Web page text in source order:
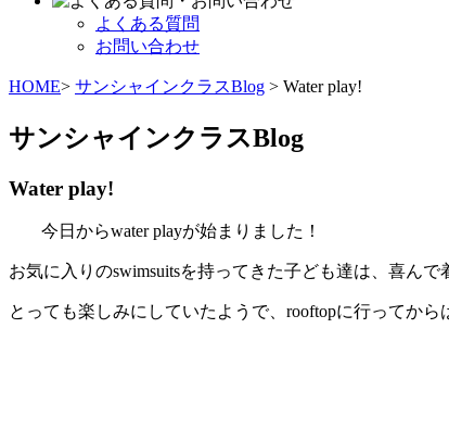
よくある質問
お問い合わせ
HOME> サンシャインクラスBlog > Water play!
サンシャインクラスBlog
Water play!
今日からwater playが始まりました！
お気に入りのswimsuitsを持ってきた子ども達は、喜ん
とっても楽しみにしていたようで、rooftopに行ってか